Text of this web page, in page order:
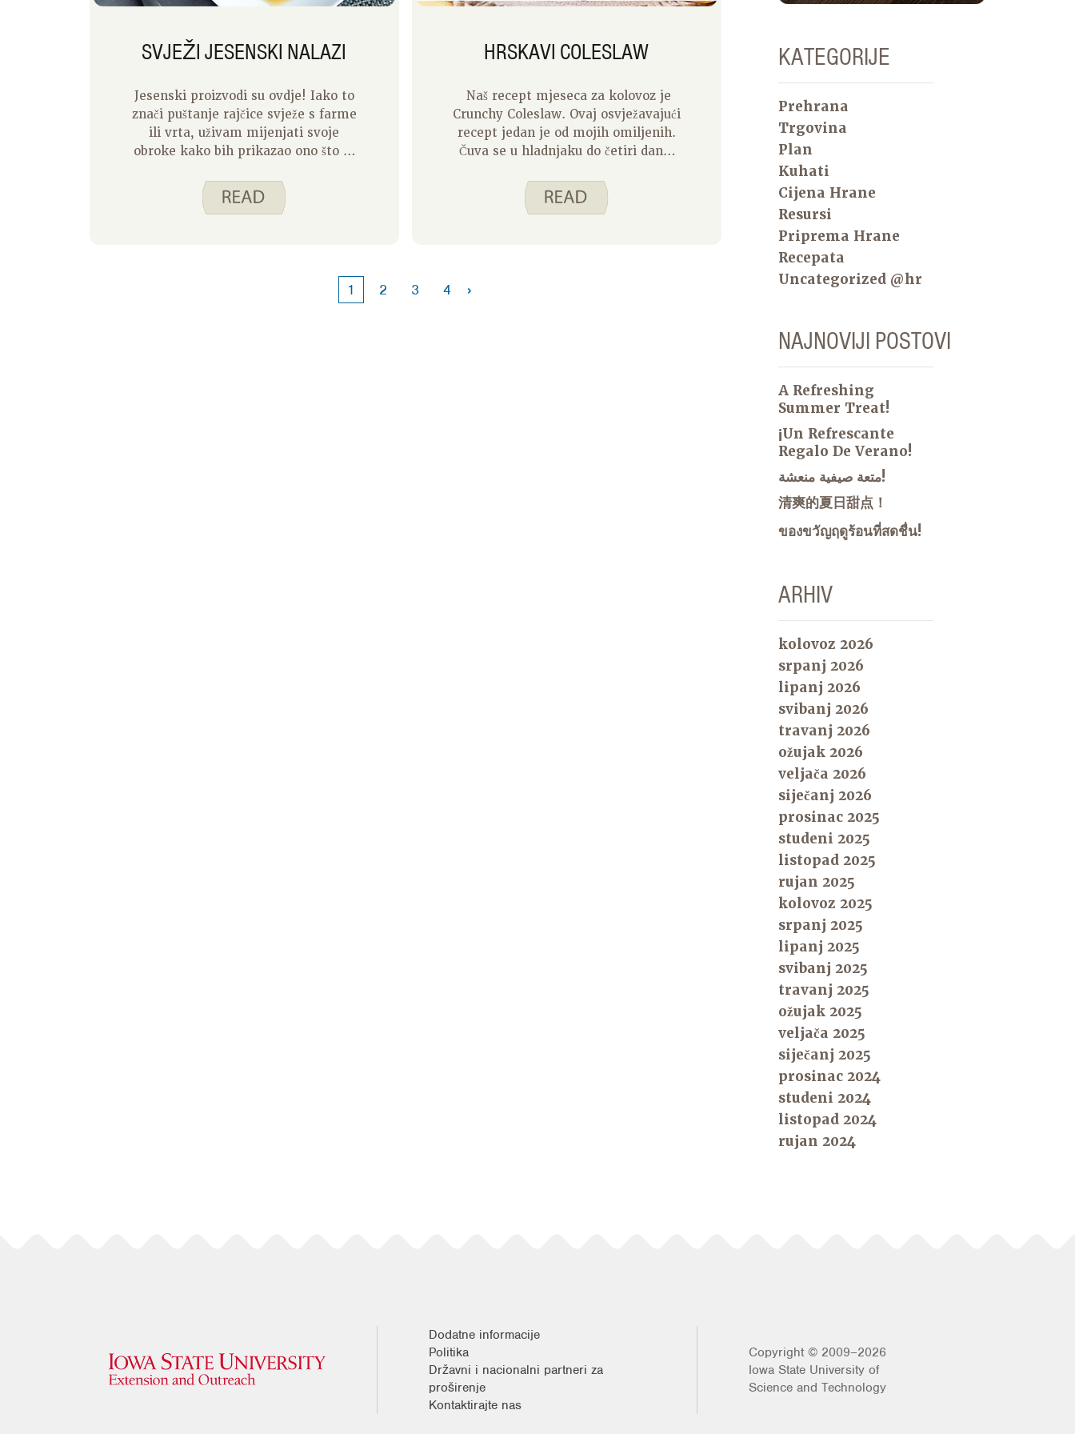
SVJEŽI JESENSKI NALAZI
Jesenski proizvodi su ovdje! Iako to
znači puštanje rajčice svježe s farme
ili vrta, uživam mijenjati svoje
obroke kako bih prikazao ono što je
proizvodi dolaze, a neki ih ljudi čak
imaju i u svojim vrtovima. Vidjet
HRSKAVI COLESLAW
Naš recept mjeseca za kolovoz je
Crunchy Coleslaw. Ovaj osvježavajući
recept jedan je od mojih omiljenih.
Čuva se u hladnjaku do četiri dana,
užinu pa ga obično nema za dan ili
dva. Da biste napravili ovaj recept,
recept je najbolji ako ga pustite da
1 2 3 4 ›
KATEGORIJE
Prehrana
Trgovina
Plan
Kuhati
Cijena Hrane
Resursi
Priprema Hrane
Recepata
Uncategorized @hr
NAJNOVIJI POSTOVI
A Refreshing
Summer Treat!
¡Un Refrescante
Regalo De Verano!
متعة صيفية منعشة!
清爽的夏日甜点！
ของขวัญฤดูร้อนที่สดชื่น!
ARHIV
kolovoz 2026
srpanj 2026
lipanj 2026
svibanj 2026
travanj 2026
ožujak 2026
veljača 2026
siječanj 2026
prosinac 2025
studeni 2025
listopad 2025
rujan 2025
kolovoz 2025
srpanj 2025
lipanj 2025
svibanj 2025
travanj 2025
ožujak 2025
veljača 2025
siječanj 2025
prosinac 2024
studeni 2024
listopad 2024
rujan 2024
Dodatne informacije
Politika
Državni i nacionalni partneri za
proširenje
Kontaktirajte nas
Copyright © 2009–2026
Iowa State University of
Science and Technology